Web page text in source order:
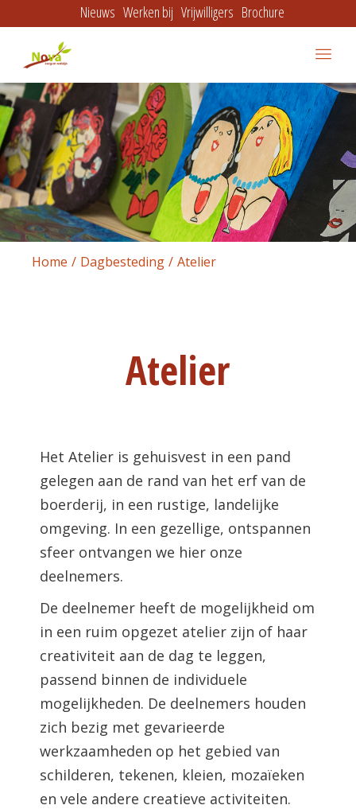
Nieuws Werken bij Vrijwilligers Brochure
Home Dagbesteding Atelier
Atelier
Het Atelier is gehuisvest in een pand
gelegen aan de rand van het erf van de
boerderij, in een rustige, landelijke
omgeving. In een gezellige, ontspannen
sfeer ontvangen we hier onze
deelnemers.
De deelnemer heeft de mogelijkheid om
in een ruim opgezet atelier zijn of haar
creativiteit aan de dag te leggen,
passend binnen de individuele
mogelijkheden. De deelnemers houden
zich bezig met gevarieerde
werkzaamheden op het gebied van
schilderen, tekenen, kleien, mozaïeken
en vele andere creatieve activiteiten.